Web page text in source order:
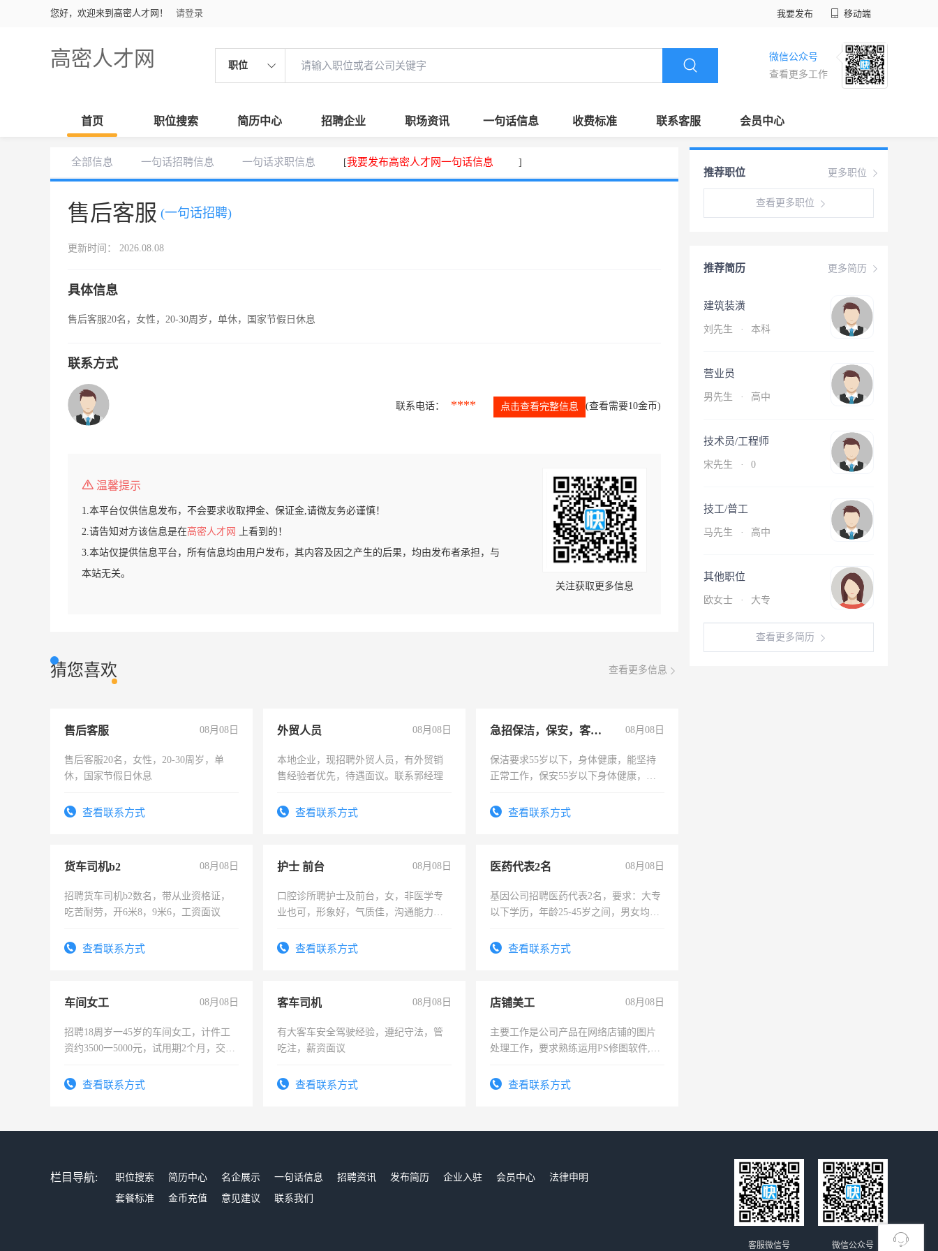
您好，欢迎来到高密人才网！ 请登录 我要发布 移动端
高密人才网 职位
微信公众号
查看更多工作
首页 职位搜索 简历中心 招聘企业 职场资讯 一句话信息 收费标准 联系客服 会员中心
全部信息 一句话招聘信息 一句话求职信息 [我要发布高密人才网一句话信息 ]
售后客服 (一句话招聘)
更新时间： 2026.08.08
具体信息
售后客服20名，女性，20-30周岁，单休，国家节假日休息
联系方式
联系电话： **** 点击查看完整信息 (查看需要10金币)
温馨提示
1.本平台仅供信息发布，不会要求收取押金、保证金,请微友务必谨慎！
2.请告知对方该信息是在高密人才网
上看到的！
3.本站仅提供信息平台，所有信息均由用户发布，其内容及因之产生的后果，均由发布者承担，与
本站无关。
关注获取更多信息
猜您喜欢 查看更多信息
售后客服 08月08日
售后客服20名，女性，20-30周岁，单
休，国家节假日休息
查看联系方式
外贸人员 08月08日
本地企业，现招聘外贸人员，有外贸销
售经验者优先，待遇面议。联系郭经理
查看联系方式
急招保洁，保安，客服，工程 08月08日
保洁要求55岁以下，身体健康，能坚持
正常工作，保安55岁以下身体健康，有
录，客服要求45岁以下高中以上文化，
查看联系方式
货车司机b2 08月08日
招聘货车司机b2数名，带从业资格证，
吃苦耐劳，开6米8，9米6，工资面议
查看联系方式
护士 前台 08月08日
口腔诊所聘护士及前台，女，非医学专
业也可，形象好，气质佳，沟通能力
查看联系方式
医药代表2名 08月08日
基因公司招聘医药代表2名，要求：大专
以下学历，年龄25-45岁之间，男女均
表或者有医学资质的优先，底薪+绩效，
查看联系方式
车间女工 08月08日
招聘18周岁一45岁的车间女工，计件工
资约3500一5000元，试用期2个月，交五
查看联系方式
客车司机 08月08日
有大客车安全驾驶经验，遵纪守法，管
吃注，薪资面议
查看联系方式
店铺美工 08月08日
主要工作是公司产品在网络店铺的图片
处理工作，要求熟练运用PS修图软件,工
查看联系方式
更多职位
推荐职位
查看更多职位
更多简历
推荐简历
建筑装潢
刘先生 · 本科
营业员
男先生 · 高中
技术员/工程师
宋先生 · 0
技工/普工
马先生 · 高中
其他职位
欧女士 · 大专
查看更多简历
栏目导航: 职位搜索 简历中心 名企展示 一句话信息 招聘资讯 发布简历 企业入驻 会员中心
法律申明
套餐标准
金币充值 意见建议 联系我们
微信公众号
客服微信号